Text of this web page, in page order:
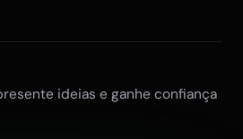
ideias e ganhe confiança